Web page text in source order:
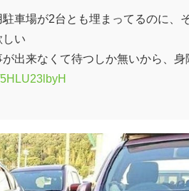
車場が2台とも埋まってるのに、
しい
出来なくて待つしか無いから、身